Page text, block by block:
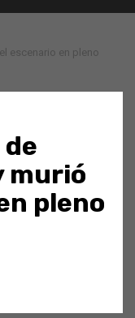
escenario en pleno
murió
pleno